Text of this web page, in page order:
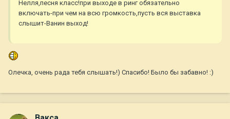
Нелля,песня класс!при выходе в ринг обязательно
включать-при чем на всю громкость,пусть вся выставка
слышит-Ванин выход!
Олечка, очень рада тебя слышать!) Спасибо! Было бы забавно! :)